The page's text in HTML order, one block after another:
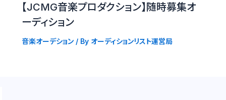
【JCMG音楽プロダクション】随時募集オ
ーディション
音楽オーデション/ By オーディションリスト運営局